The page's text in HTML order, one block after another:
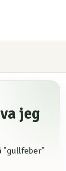
jeg
"gullfeber"